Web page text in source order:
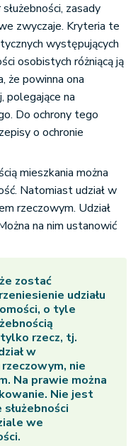
zasady
zwyczaje. Kryteria te
występujących
osobistych różniącą ją
że powinna ona
polegające na
Do ochrony tego
o ochronie
mieszkania można
Natomiast udział w
rzeczowym. Udział
na nim ustanowić
zostać
udziału
o tyle
rzecz, tj.
w
nie
Na prawie można
Nie jest
we